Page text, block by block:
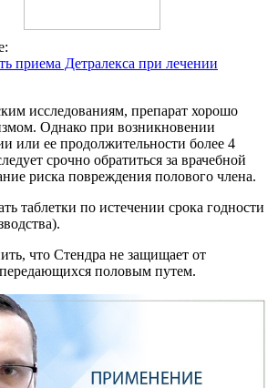
приема Детралекса при лечении
исследованиям, препарат хорошо
Однако при возникновении
или ее продолжительности более 4
срочно обратиться за врачебной
риска повреждения полового члена.
таблетки по истечении срока годности
что Стендра не защищает от
половым путем.